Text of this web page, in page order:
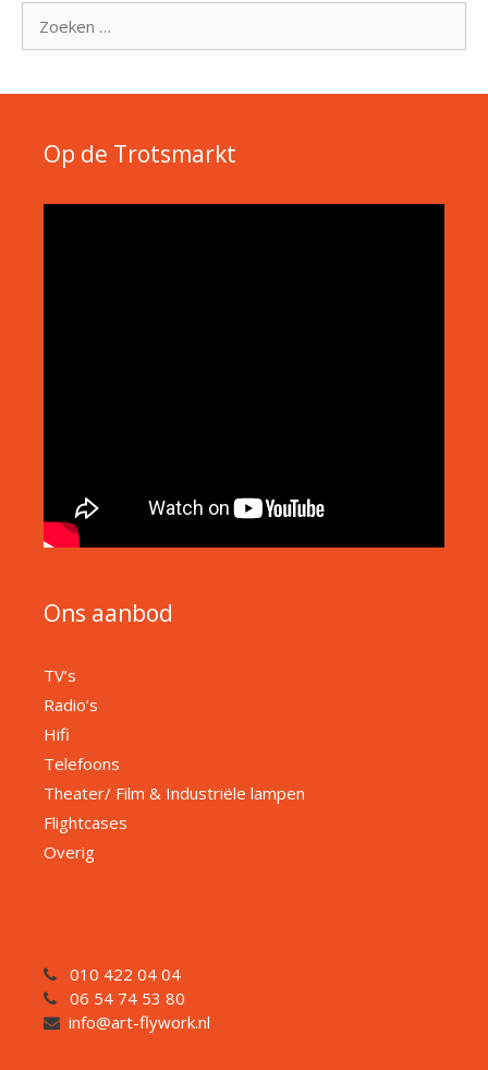
naar:
Op de Trotsmarkt
Ons aanbod
TV’s
Radio’s
Hifi
Telefoons
Theater/ Film & Industriële lampen
Flightcases
Overig
010 422 04 04
06 54 74 53 80
info@art-flywork.nl